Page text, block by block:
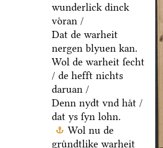
wunderlick dinck
voͤran /
Dat de warheit
nergen blyuen kan.
Wol de warheit ſecht
/ de hefft nichts
daruan /
Denn nydt vnd haͤt /
dat ys ſyn lohn.
Wol nu de
gruͤndtlike warheit